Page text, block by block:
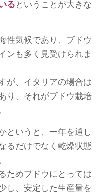
る ということが大きな
性気候であり、ブドウ
ンも多く見受けられま
が、イタリアの場合は
り、それがブドウ栽培
というと、一年を通し
るだけでなく乾燥状態
ためブドウにとっては
し、安定した生産量を